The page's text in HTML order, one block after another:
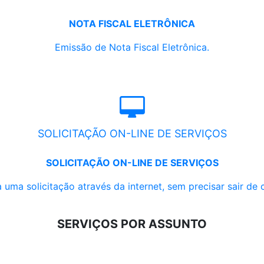
NOTA FISCAL ELETRÔNICA
Emissão de Nota Fiscal Eletrônica.
SOLICITAÇÃO ON-LINE DE SERVIÇOS
SOLICITAÇÃO ON-LINE DE SERVIÇOS
uma solicitação através da internet, sem precisar sair de
SERVIÇOS POR ASSUNTO